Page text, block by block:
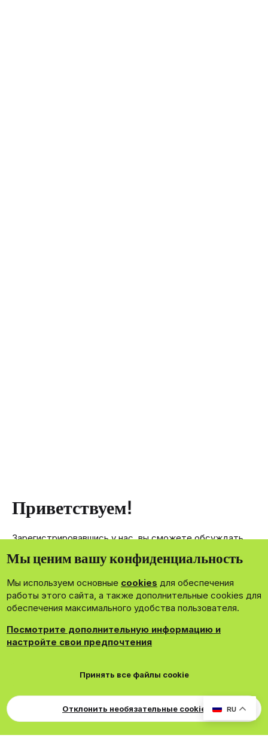
RU
Приветствуем!
Зарегистрировавшись у нас, вы сможете обсуждать,
членам нашего сообщества.
Зарегистрироваться сейчас!
DohTheme
Cookies Russian Обратная связь
Поддержка
Для правообладателей
EN Soundmain
Условия и правила
Политика конфиденциальности
S
Мы ценим вашу конфиденциальность
Мы используем основные cookies для обеспечения
работы этого сайта, а также дополнительные cookies для
обеспечения максимального удобства пользователя.
Посмотрите дополнительную информацию и
настройте свои предпочтения
Принять все файлы cookie
Отклонить необязательные cookie